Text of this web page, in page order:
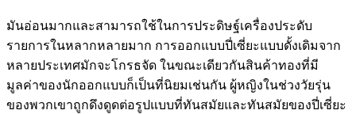
มันอ่อนมากและสามารถใช้ในการประดิษฐ์เครื่องประดับ
รายการในหลากหลายมาก การออกแบบปี่เซี่ยะแบบดั้งเดิมจาก
หลายประเทศมักจะโกรธจัด ในขณะเดียวกันสินค้าทองที่มี
มูลค่าของนักออกแบบก็เป็นที่นิยมเช่นกัน ผู้หญิงในช่วงวัยรุ่น
ของพวกเขาถูกดึงดูดต่อรูปแบบที่ทันสมัยและทันสมัยของปี่เซี่ยะ